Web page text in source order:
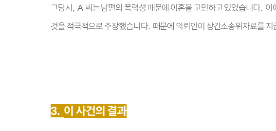
그당시 , A 씨는 남편의 폭력성 때문에 이혼을 고민하고 있었습니다. 이
것을 적극적으로 주장했습니다. 때문에 의뢰인이 상간소송위자료를
3. 이 사건의 결과